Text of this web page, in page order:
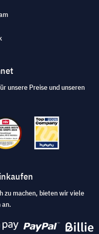
unsere Preise und unseren
zu machen, bieten wir viele
an.